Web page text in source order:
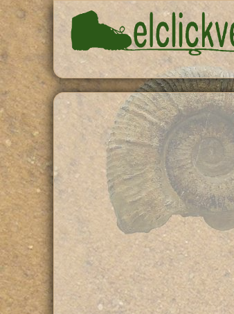
Pasar al contenido principal